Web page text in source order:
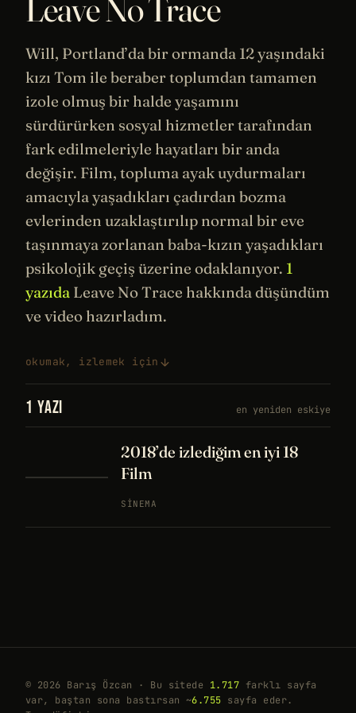
Leave No Trace
Will, Portland’da bir ormanda 12 yaşındaki
kızı Tom ile beraber toplumdan tamamen
izole olmuş bir halde yaşamını
sürdürürken sosyal hizmetler tarafından
fark edilmeleriyle hayatları bir anda
değişir. Film, topluma ayak uydurmaları
amacıyla yaşadıkları çadırdan bozma
evlerinden uzaklaştırılıp normal bir eve
taşınmaya zorlanan baba-kızın yaşadıkları
psikolojik geçiş üzerine odaklanıyor. 1
yazıda Leave No Trace hakkında düşündüm
ve video hazırladım.
okumak, izlemek için
1 YAZI en yeniden eskiye
2018’de izlediğim en iyi 18
Film
SINEMA
© 2026 Barış Özcan · Bu sitede 1.717 farklı sayfa
var, baştan sona bastırsan ~6.755 sayfa eder.